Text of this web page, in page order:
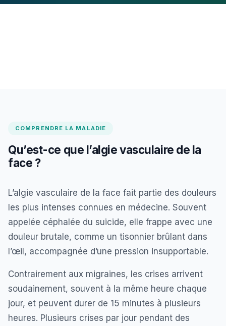
COMPRENDRE LA MALADIE
Qu’est-ce que l’algie vasculaire de la
face ?
L’algie vasculaire de la face fait partie des douleurs
les plus intenses connues en médecine. Souvent
appelée céphalée du suicide, elle frappe avec une
douleur brutale, comme un tisonnier brûlant dans
l’œil, accompagnée d’une pression insupportable.
Contrairement aux migraines, les crises arrivent
soudainement, souvent à la même heure chaque
jour, et peuvent durer de 15 minutes à plusieurs
heures. Plusieurs crises par jour pendant des